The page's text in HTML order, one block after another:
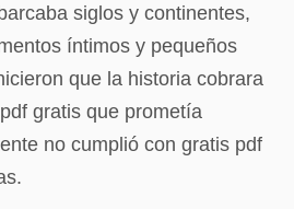
siglos y continentes,
íntimos y pequeños
que la historia cobrara
gratis que prometía
no cumplió con gratis pdf